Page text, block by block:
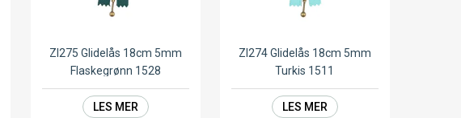
ZI275 Glidelås 18cm 5mm
Flaskegrønn 1528
LES MER
ZI274 Glidelås 18cm 5mm
Turkis 1511
LES MER